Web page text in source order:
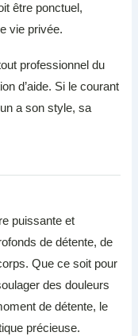
être ponctuel,
vie privée.
professionnel du
d’aide. Si le courant
a son style, sa
puissante et
de détente, de
Que ce soit pour
des douleurs
de détente, le
précieuse.